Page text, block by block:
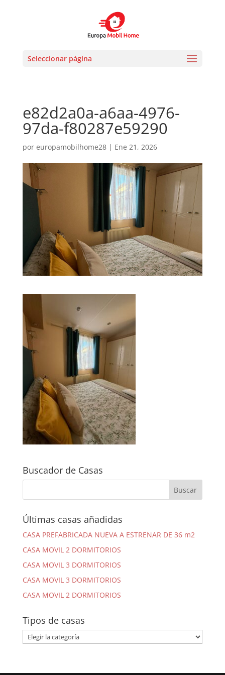
Seleccionar página
e82d2a0a-a6aa-4976-
97da-f80287e59290
por europamobilhome28| Ene 21, 2026
Buscador de Casas
Últimas casas añadidas
CASA PREFABRICADA NUEVA A ESTRENAR DE 36 m2
CASA MOVIL 2 DORMITORIOS
CASA MOVIL 3 DORMITORIOS
CASA MOVIL 3 DORMITORIOS
CASA MOVIL 2 DORMITORIOS
Tipos de casas
Tipos
de